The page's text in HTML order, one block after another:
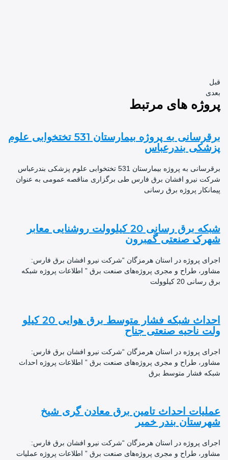
های مرتبط
برقرسانی به پروژه بیمارستان 531 تختخوابی علوم
بندرعباس
برقرسانی به پروژه بیمارستان 531 تختخوابی علوم پزشکی بندرعباس
نیرو افشان برق فارس طی برگزاری مناقصه عمومی به عنوان
پروژه برق رسانی
شبکه برق رسانی 20 کیلوولت روشنایی معابر
صنعتی گمبرون
پروژه در استان هرمزگان “شرکت نیرو افشان برق فارس:
طراح و مجری پروژه‌های صنعت برق ” اطلاعات پروژه شبکه
20 کیلوولت
احداث شبکه فشار متوسط برق هوایی 20 کیلو
ناحیه صنعتی جناح
پروژه در استان هرمزگان “شرکت نیرو افشان برق فارس:
طراح و مجری پروژه‌های صنعت برق ” اطلاعات پروژه احداث
فشار متوسط برق
احداث تامین برق معادن گری شیخ
بندر خمیر
پروژه در استان هرمزگان “شرکت نیرو افشان برق فارس:
طراح و مجری پروژه‌های صنعت برق ” اطلاعات پروژه عملیات